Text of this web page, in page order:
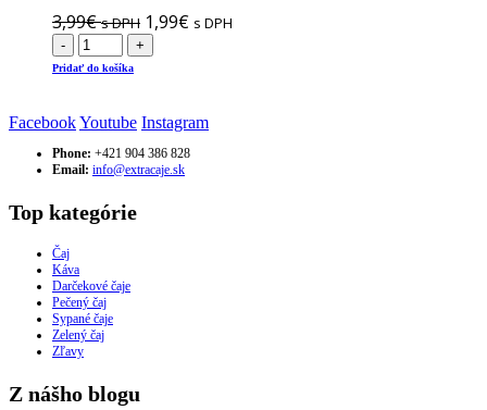
3,99€ s DPH 1,99€ s DPH
- +
Pridať do košíka
FacebookYoutube Instagram
Phone: +421 904 386 828
Email: info@extracaje.sk
Top kategórie
Čaj
Káva
Darčekové čaje
Pečený čaj
Sypané čaje
Zelený čaj
Zľavy
Z nášho blogu